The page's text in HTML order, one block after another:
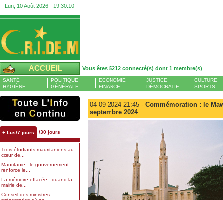
Lun, 10 Août 2026 - 19:30:11
ACCUEIL Vous êtes 5212 connecté(s) dont 1 membre(s)
SANTÉ
HYGIÈNE
POLITIQUE
GÉNÉRALE
ECONOMIE
FINANCE
JUSTICE
DÉMOCRATIE
CULTURE
SPORTS
+ Lus/7 jours /30 jours
Trois étudiants mauritaniens au
cœur de...
Mauritanie : le gouvernement
renforce le...
La mémoire effacée : quand la
mairie de...
Conseil des ministres :
04-09-2024 21:45 - Commémoration : le
septembre 2024